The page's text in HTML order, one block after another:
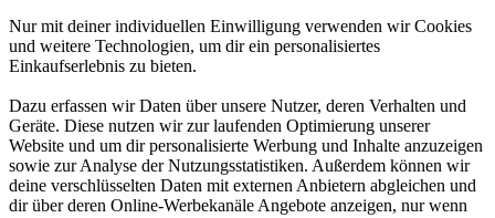
Nur mit deiner individuellen Einwilligung verwenden wir Cookies
und weitere Technologien, um dir ein personalisiertes
Einkaufserlebnis zu bieten.
Dazu erfassen wir Daten über unsere Nutzer, deren Verhalten und
Geräte. Diese nutzen wir zur laufenden Optimierung unserer
Website und um dir personalisierte Werbung und Inhalte anzuzeigen
sowie zur Analyse der Nutzungsstatistiken. Außerdem können wir
deine verschlüsselten Daten mit externen Anbietern abgleichen und
dir über deren Online-Werbekanäle Angebote anzeigen, nur wenn